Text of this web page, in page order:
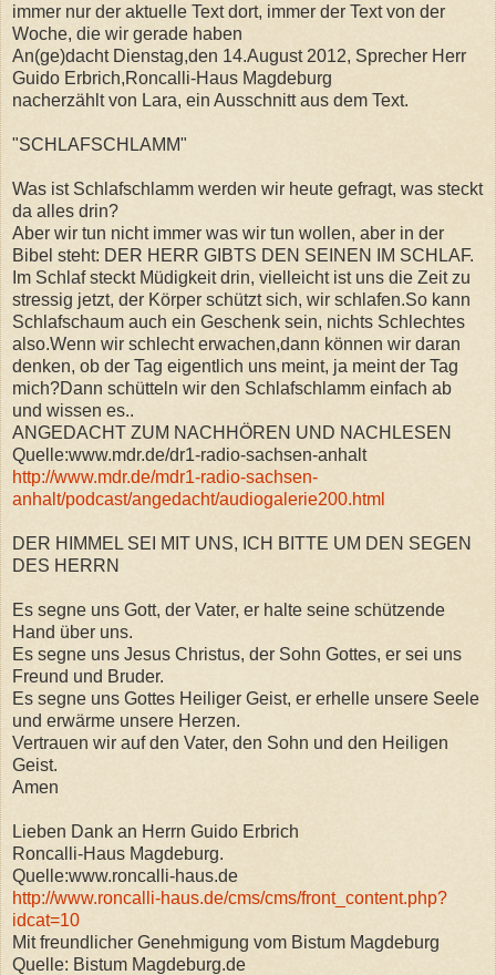
immer nur der aktuelle Text dort, immer der Text von der
Woche, die wir gerade haben
An(ge)dacht Dienstag,den 14.August 2012, Sprecher Herr
Guido Erbrich,Roncalli-Haus Magdeburg
nacherzählt von Lara, ein Ausschnitt aus dem Text.
"SCHLAFSCHLAMM"
Was ist Schlafschlamm werden wir heute gefragt, was steckt
da alles drin?
Aber wir tun nicht immer was wir tun wollen, aber in der
Bibel steht: DER HERR GIBTS DEN SEINEN IM SCHLAF.
Im Schlaf steckt Müdigkeit drin, vielleicht ist uns die Zeit zu
stressig jetzt, der Körper schützt sich, wir schlafen.So kann
Schlafschaum auch ein Geschenk sein, nichts Schlechtes
also.Wenn wir schlecht erwachen,dann können wir daran
denken, ob der Tag eigentlich uns meint, ja meint der Tag
mich?Dann schütteln wir den Schlafschlamm einfach ab
und wissen es..
ANGEDACHT ZUM NACHHÖREN UND NACHLESEN
Quelle:www.mdr.de/dr1-radio-sachsen-anhalt
http://www.mdr.de/mdr1-radio-sachsen-
anhalt/podcast/angedacht/audiogalerie200.html
DER HIMMEL SEI MIT UNS, ICH BITTE UM DEN SEGEN
DES HERRN
Es segne uns Gott, der Vater, er halte seine schützende
Hand über uns.
Es segne uns Jesus Christus, der Sohn Gottes, er sei uns
Freund und Bruder.
Es segne uns Gottes Heiliger Geist, er erhelle unsere Seele
und erwärme unsere Herzen.
Vertrauen wir auf den Vater, den Sohn und den Heiligen
Geist.
Amen
Lieben Dank an Herrn Guido Erbrich
Roncalli-Haus Magdeburg.
Quelle:www.roncalli-haus.de
http://www.roncalli-haus.de/cms/cms/front_content.php?
idcat=10
Mit freundlicher Genehmigung vom Bistum Magdeburg
Quelle: Bistum Magdeburg.de